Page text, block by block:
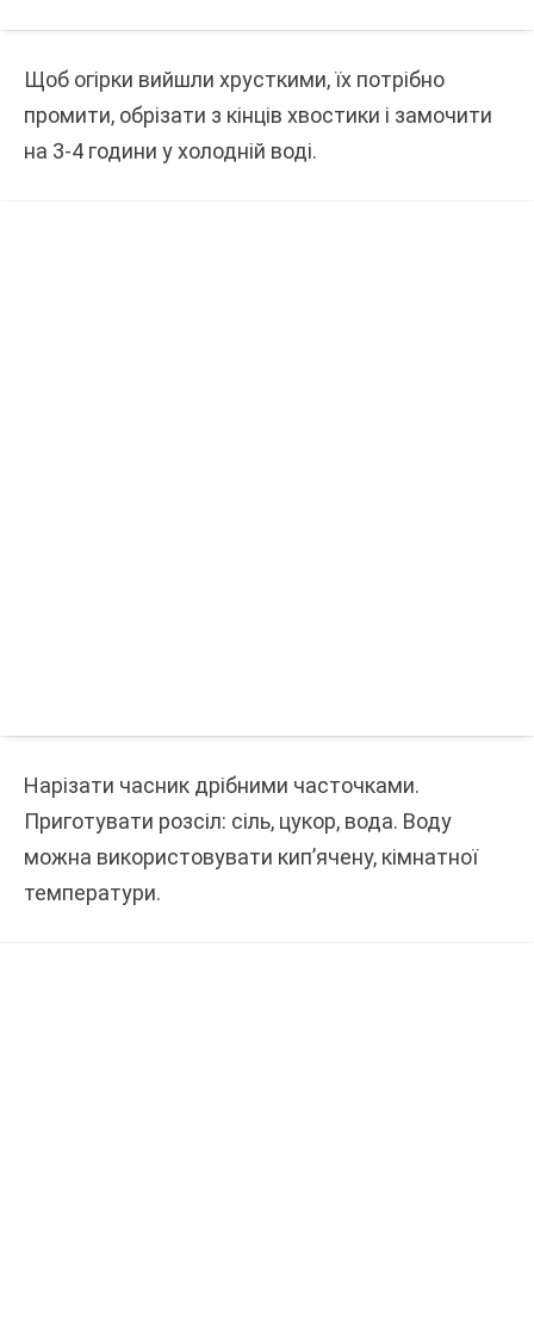
Щоб огірки вийшли хрусткими, їх потрібно
промити, обрізати з кінців хвостики і замочити
на 3-4 години у холодній воді.
Нарізати часник дрібними часточками.
Приготувати розсіл: сіль, цукор, вода. Воду
можна використовувати кип’ячену, кімнатної
температури.